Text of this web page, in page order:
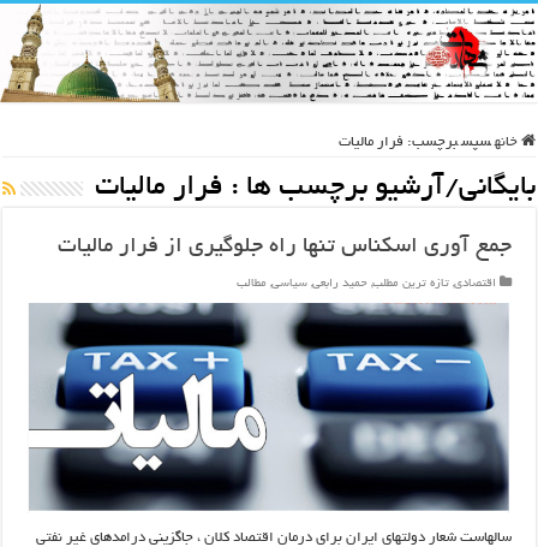
خانه سپس برچسب: فرار مالیات
بایگانی/آرشیو برچسب ها : فرار مالیات
جمع آوری اسکناس تنها راه جلوگیری از فرار مالیات
اقتصادی, تازه ترین مطلب, حمید رابعی, سیاسی, مطالب
سالهاست شعار دولتهای ایران برای درمان اقتصاد کلان ، جاگزینی درامدهای غیر نفتی